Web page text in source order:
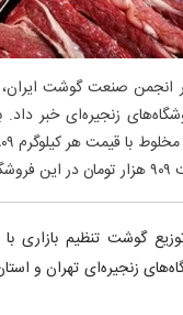
انجمن صنعت گوشت
زنجیره‌ای خبر
گوشت تنظیم بازاری
زنجیره‌ای تهران و